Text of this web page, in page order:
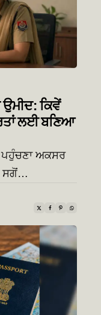
ਕਿਵੇਂ
ਲਈ ਬਣਿਆ
ਅਕਸਰ
ਸਗੋਂ…